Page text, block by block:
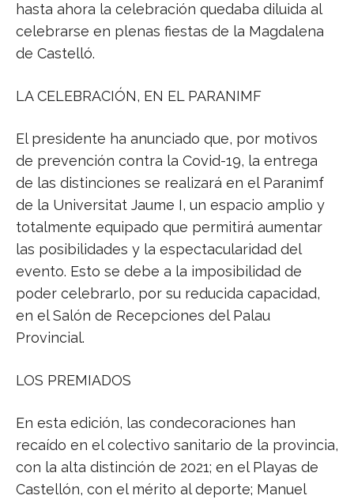
hasta ahora la celebración quedaba diluida al
celebrarse en plenas fiestas de la Magdalena
de Castelló.
LA CELEBRACIÓN, EN EL PARANIMF
El presidente ha anunciado que, por motivos
de prevención contra la Covid-19, la entrega
de las distinciones se realizará en el Paranimf
de la Universitat Jaume I, un espacio amplio y
totalmente equipado que permitirá aumentar
las posibilidades y la espectacularidad del
evento. Esto se debe a la imposibilidad de
poder celebrarlo, por su reducida capacidad,
en el Salón de Recepciones del Palau
Provincial.
LOS PREMIADOS
En esta edición, las condecoraciones han
recaído en el colectivo sanitario de la provincia,
con la alta distinción de 2021; en el Playas de
Castellón, con el mérito al deporte; Manuel